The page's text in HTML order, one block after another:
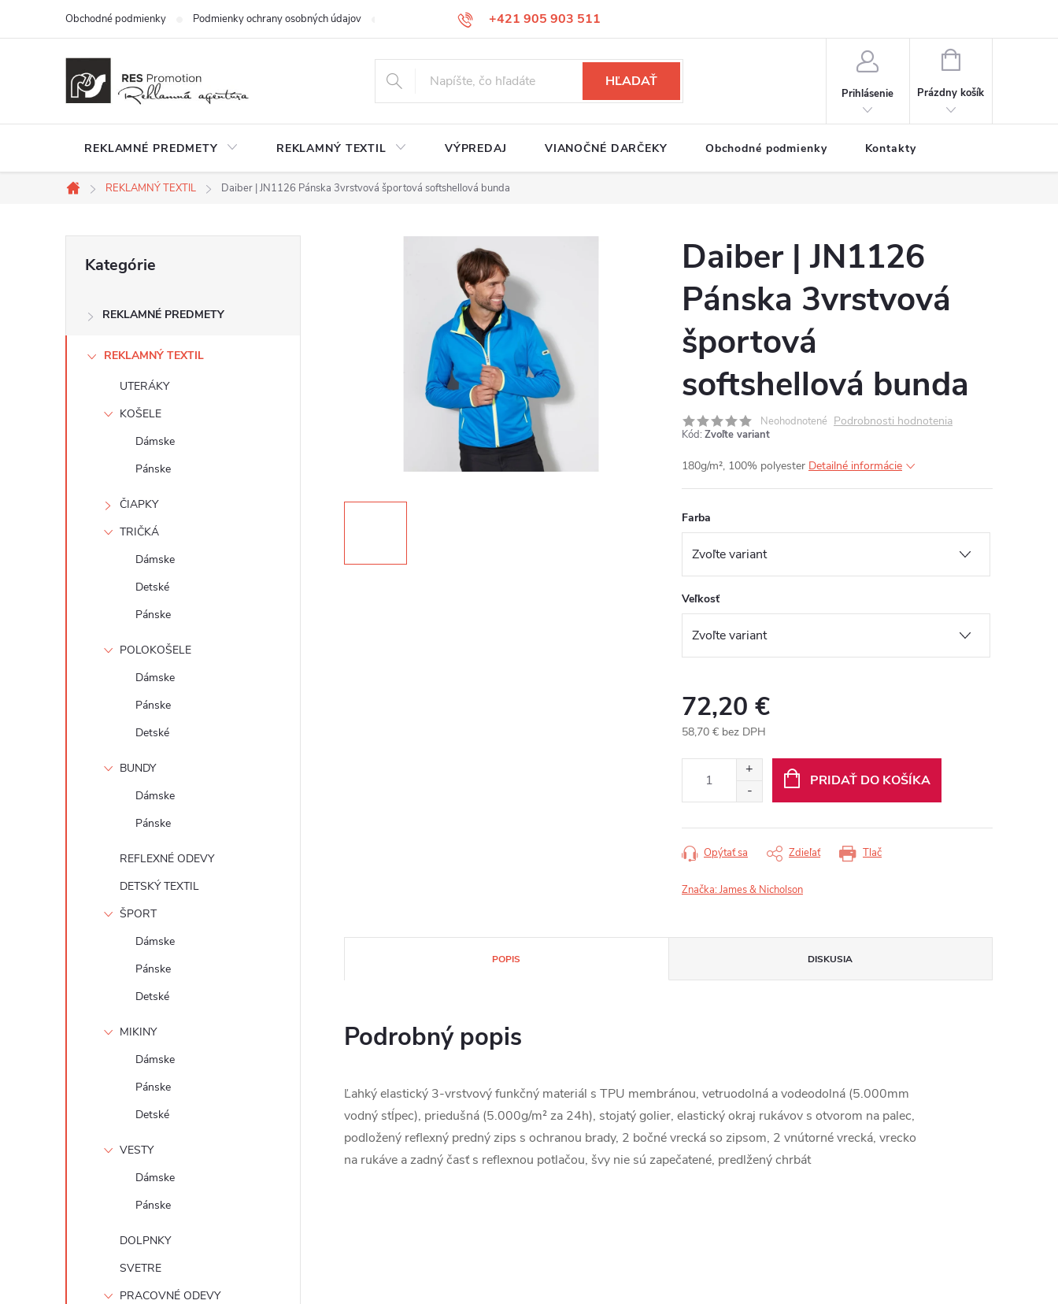
+421 905 903 511
Obchodné podmienky Podmienky ochrany osobných údajov Reklamačný poriadok Služby Kontakty
HĽADAŤ
Prihlásenie
NÁKUPNÝ
Prázdny košík
REKLAMNÉ PREDMETY REKLAMNÝ TEXTIL VÝPREDAJ VIANOČNÉ DARČEKY Obchodné podmienky Kontakty
Domov
REKLAMNÝ TEXTIL Daiber | JN1126 Pánska 3vrstvová športová softshellová bunda
č
kategórie
Kategórie
REKLAMNÉ PREDMETY
REKLAMNÝ TEXTIL
UTERÁKY
KOŠELE
Dámske
Pánske
ČIAPKY
TRIČKÁ
Dámske
Detské
Pánske
POLOKOŠELE
Dámske
Pánske
Detské
BUNDY
Dámske
Pánske
REFLEXNÉ ODEVY
DETSKÝ TEXTIL
ŠPORT
Dámske
Pánske
Detské
MIKINY
Dámske
Pánske
Detské
VESTY
Dámske
Pánske
DOLPNKY
SVETRE
PRACOVNÉ ODEVY
Daiber | JN1126
Pánska 3vrstvová
športová
softshellová bunda
Neohodnotené Podrobnosti hodnotenia
Kód: Zvoľte variant
180g/m², 100% polyester Detailné informácie
Farba
Veľkosť
72,20 €
58,70 € bez DPH
PRIDAŤ DO KOŠÍKA
Tlač
Opýtať sa Zdieľať
Značka:James & Nicholson
POPIS DISKUSIA
Podrobný popis
Ľahký elastický 3-vrstvový funkčný materiál s TPU membránou, vetruodolná a vodeodolná (5.000mm
vodný stĺpec), priedušná (5.000g/m² za 24h), stojatý golier, elastický okraj rukávov s otvorom na palec,
podložený reflexný predný zips s ochranou brady, 2 bočné vrecká so zipsom, 2 vnútorné vrecká, vrecko
na rukáve a zadný časť s reflexnou potlačou, švy nie sú zapečatené, predlžený chrbát